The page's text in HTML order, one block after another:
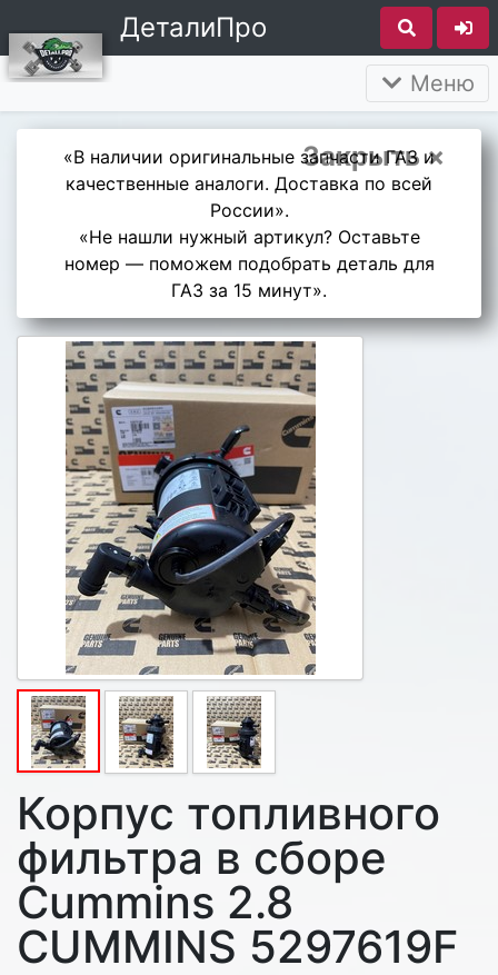
ДеталиПро
Меню
Закрыть ×
«В наличии оригинальные запчасти ГАЗ и
качественные аналоги. Доставка по всей
России».
«Не нашли нужный артикул? Оставьте
номер — поможем подобрать деталь для
ГАЗ за 15 минут».
Корпус топливного
фильтра в сборе
Cummins 2.8
CUMMINS 5297619F